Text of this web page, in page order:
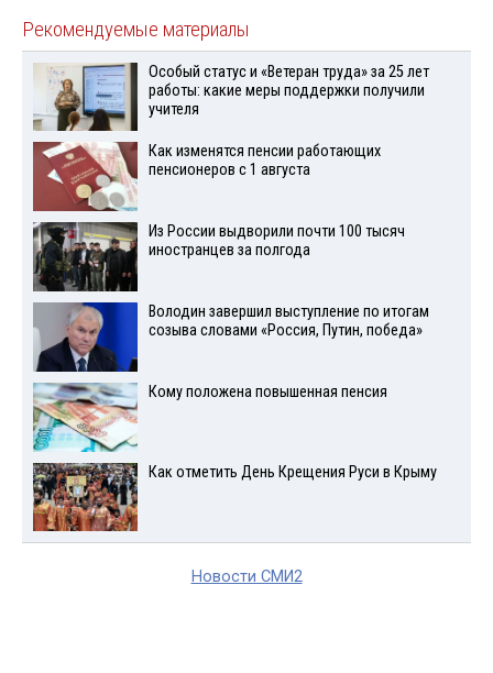
Рекомендуемые материалы
Особый статус и «Ветеран труда» за 25 лет
работы: какие меры поддержки получили
учителя
Как изменятся пенсии работающих
пенсионеров с 1 августа
Из России выдворили почти 100 тысяч
иностранцев за полгода
Володин завершил выступление по итогам
созыва словами «Россия, Путин, победа»
Кому положена повышенная пенсия
Как отметить День Крещения Руси в Крыму
Новости СМИ2